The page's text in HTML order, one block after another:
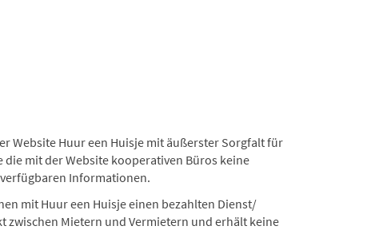
Website Huur een Huisje mit äußerster Sorgfalt für
mit der Website kooperativen Büros keine
Informationen.
mit Huur een Huisje einen bezahlten Dienst/
Mietern und Vermietern und erhält keine